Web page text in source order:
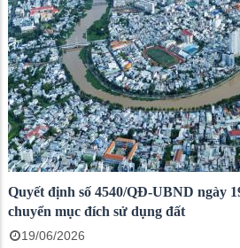
Quyết định số 4540/QĐ-UBND ngày
chuyển mục đích sử dụng đất
19/06/2026